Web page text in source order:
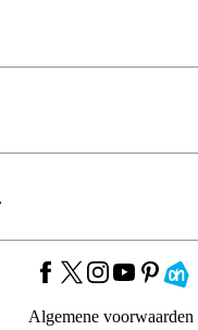
Algemene voorwaarden